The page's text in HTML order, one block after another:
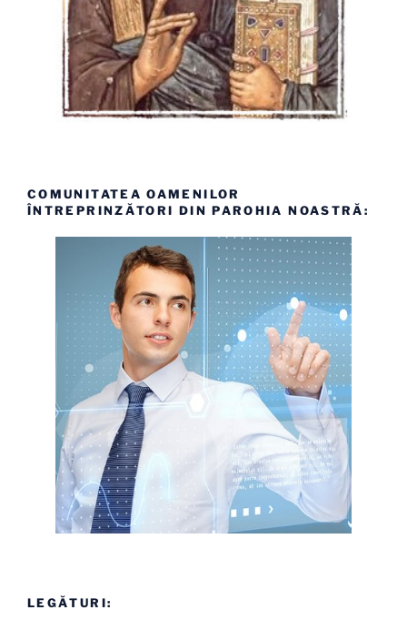
COMUNITATEA OAMENILOR
ÎNTREPRINZĂTORI DIN PAROHIA NOASTRĂ:
LEGĂTURI: